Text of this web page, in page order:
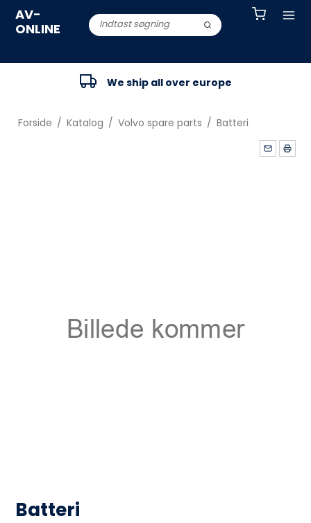
AV-
ONLINE
We ship all over europe
Forside / Katalog / Volvo spare parts / Batteri
Batteri